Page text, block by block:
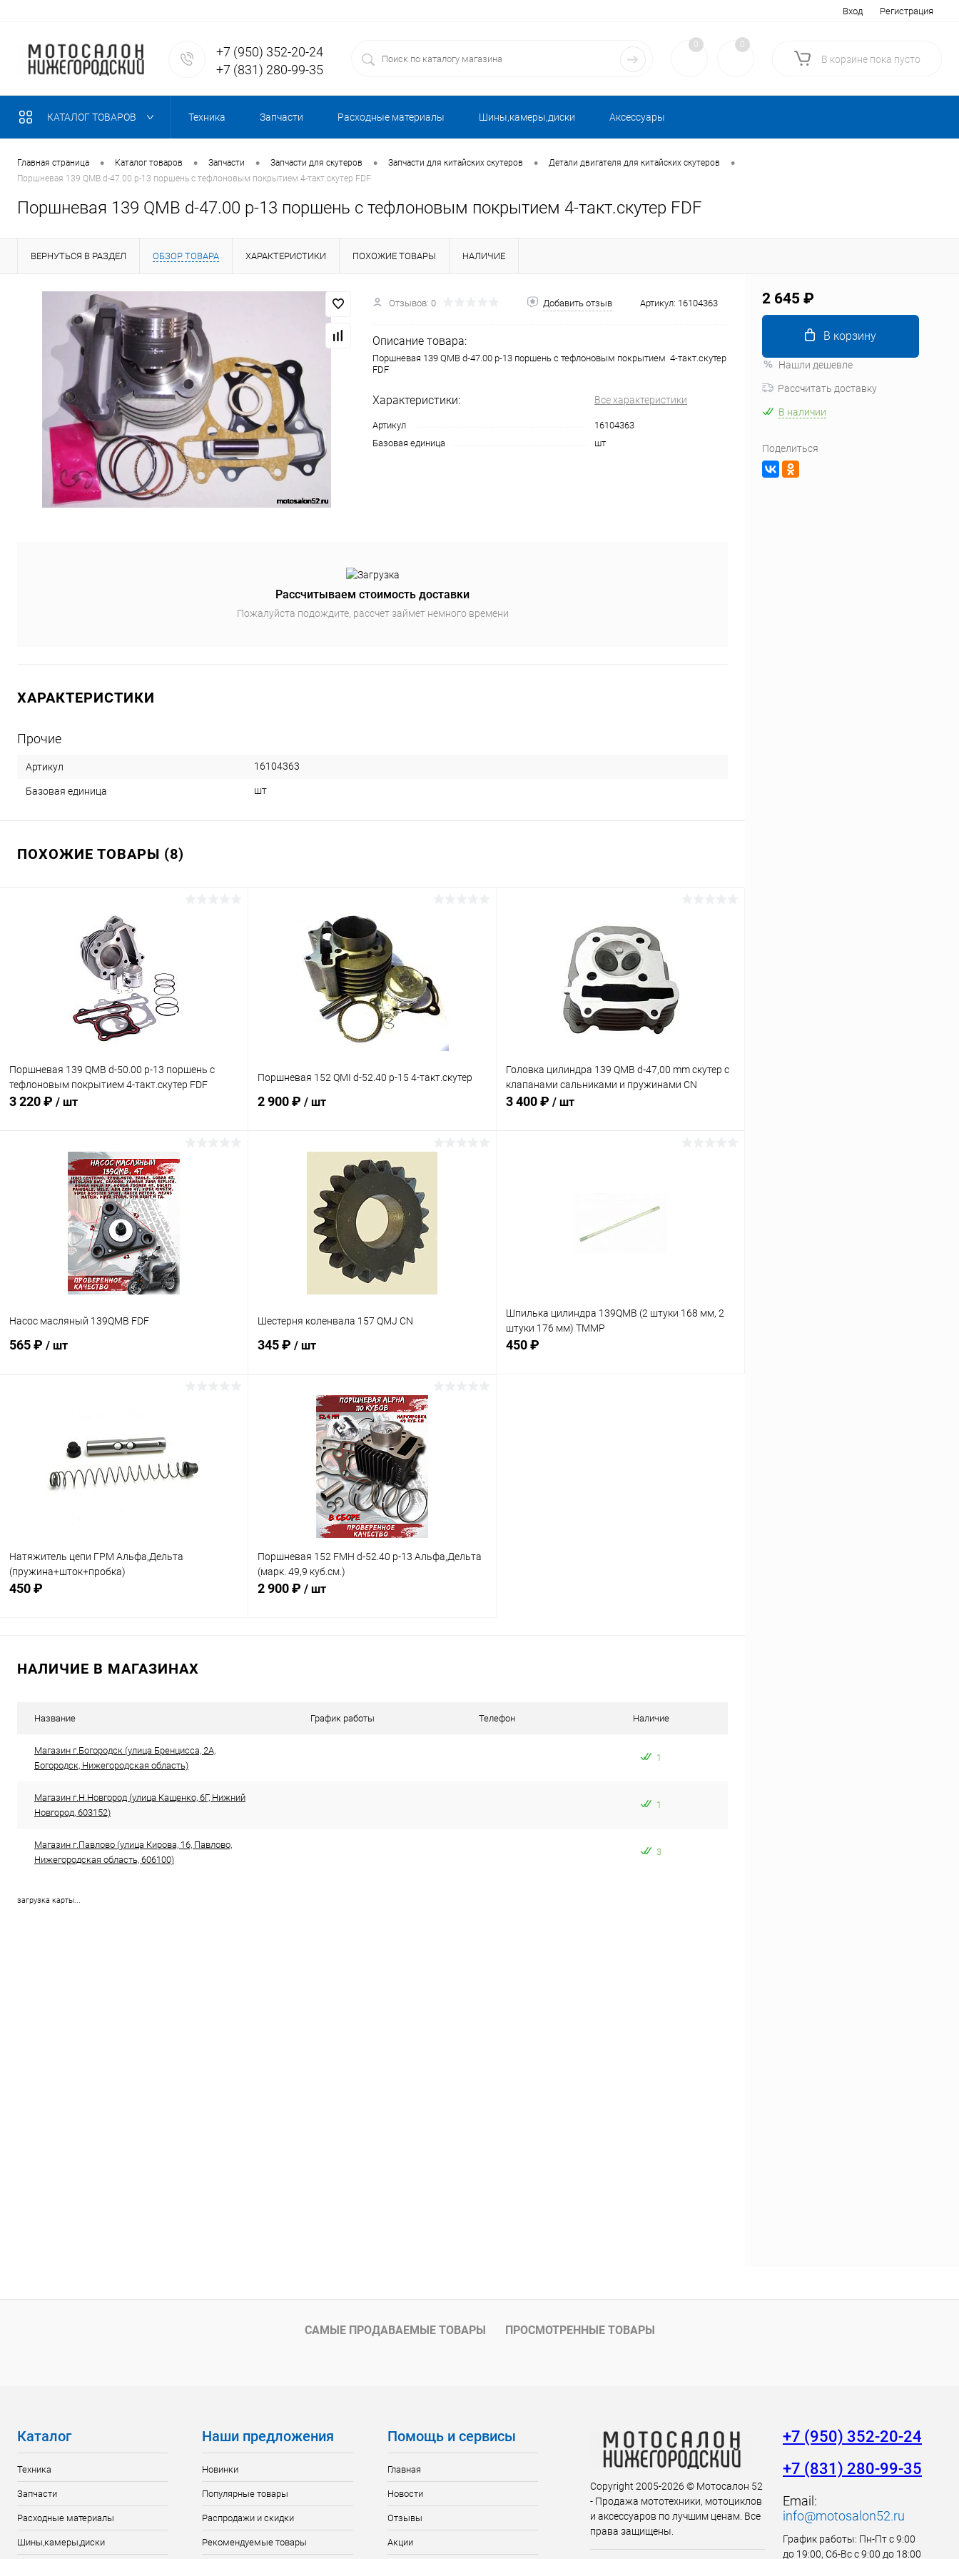
Вход Регистрация
+7 (950) 352-20-24
+7 (831) 280-99-35
0 0
В корзине пока пусто
КАТАЛОГ ТОВАРОВ Техника Запчасти Расходные материалы Шины,камеры,диски Аксессуары
Главная страница • Каталог товаров • Запчасти • Запчасти для скутеров • Запчасти для китайских скутеров • Детали двигателя для китайских скутеров •
Поршневая 139 QMB d-47.00 p-13 поршень с тефлоновым покрытием 4-такт.скутер FDF
Поршневая 139 QMB d-47.00 p-13 поршень с тефлоновым покрытием 4-такт.скутер FDF
ВЕРНУТЬСЯ В РАЗДЕЛ ОБЗОР ТОВАРА ХАРАКТЕРИСТИКИ ПОХОЖИЕ ТОВАРЫ НАЛИЧИЕ
Отзывов: 0 Добавить отзыв Артикул: 16104363
Описание товара:
Поршневая 139 QMB d-47.00 p-13 поршень с тефлоновым покрытием 4-такт.скутер
FDF
Характеристики: Все характеристики
Артикул
16104363
Базовая единица
шт
Рассчитываем стоимость доставки
Пожалуйста подождите, рассчет займет немного времени
ХАРАКТЕРИСТИКИ
Прочие
Артикул 16104363
Базовая единица шт
ПОХОЖИЕ ТОВАРЫ (8)
Поршневая 139 QMB d-50.00 p-13 поршень с
тефлоновым покрытием 4-такт.скутер FDF
3 220 ₽ / шт
В корзину
В избранное В наличии
Поршневая 152 QMI d-52.40 p-15 4-такт.скутер
2 900 ₽ / шт
В корзину
В избранное В наличии
Головка цилиндра 139 QMB d-47,00 mm скутер с
клапанами сальниками и пружинами CN
3 400 ₽ / шт
Насос масляный 139QMB FDF
565 ₽ / шт
Сравнение
В наличии
Шестерня коленвала 157 QMJ CN
345 ₽ / шт
В корзину
Сравнение
В избранное В наличии
Шпилька цилиндра 139QMB (2 штуки 168 мм, 2
штуки 176 мм) TMMP
450 ₽
Натяжитель цепи ГРМ Альфа,Дельта
(пружина+шток+пробка)
450 ₽
Поршневая 152 FMH d-52.40 p-13 Альфа,Дельта
(марк. 49,9 куб.см.)
2 900 ₽ / шт
НАЛИЧИЕ В МАГАЗИНАХ
Название График работы Телефон Наличие
Магазин г.Богородск (улица Бренцисса, 2А,
Богородск, Нижегородская область)
1
Магазин г.Н.Новгород (улица Кащенко, 6Г, Нижний
Новгород, 603152)
1
Магазин г.Павлово (улица Кирова, 16, Павлово,
Нижегородская область, 606100)
3
загрузка карты...
2 645 ₽
В корзину
Нашли дешевле
Рассчитать доставку
В наличии
Поделиться
САМЫЕ ПРОДАВАЕМЫЕ ТОВАРЫ ПРОСМОТРЕННЫЕ ТОВАРЫ
Каталог
Техника
Запчасти
Расходные материалы
Шины,камеры,диски
Наши предложения
Новинки
Популярные товары
Распродажи и скидки
Рекомендуемые товары
Помощь и сервисы
Главная
Новости
Отзывы
Акции
Copyright 2005-2026 © Мотосалон 52
- Продажа мототехники, мотоциклов
и аксессуаров по лучшим ценам. Все
права защищены.
+7 (950) 352-20-24
+7 (831) 280-99-35
Email:
info@motosalon52.ru
График работы: Пн-Пт с 9:00
до 19:00, Сб-Вс с 9:00 до 18:00